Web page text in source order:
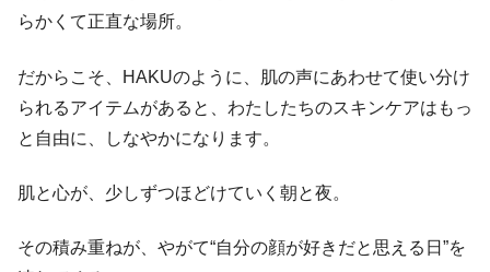
らかくて正直な場所。
だからこそ、HAKUのように、肌の声にあわせて使い分け
られるアイテムがあると、わたしたちのスキンケアはもっ
と自由に、しなやかになります。
肌と心が、少しずつほどけていく朝と夜。
その積み重ねが、やがて“自分の顔が好きだと思える日”を